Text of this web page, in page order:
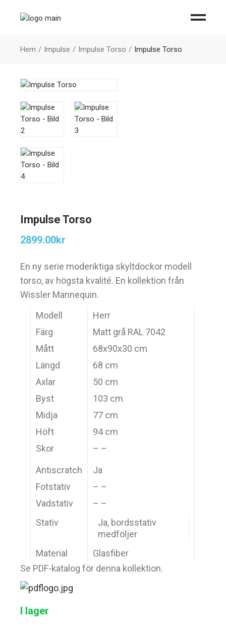
Hem Impulse Impulse Torso Impulse Torso
Impulse Torso
2899.00kr
En ny serie moderiktiga skyltdockor modell
torso, av högsta kvalité. En kollektion från
Wissler Mannequin.
Modell
Herr
Färg
Matt grå RAL 7042
Mått
68x90x30 cm
Längd
68 cm
Axlar
50 cm
Byst
103 cm
Midja
77 cm
Höft
94 cm
Skor
– –
Antiscratch
Ja
Fotstativ
– –
Vadstativ
– –
Stativ
Ja, bordsstativ
medföljer
Material
Glasfiber
Se PDF-katalog för denna kollektion.
I lager